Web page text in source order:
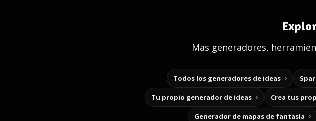
Mas generadores,
Todos los generadores de ideas
Tu propio generador de ideas
Generador de mapas de fantasía